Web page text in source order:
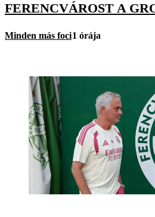
FERENCVÁROST A
Minden más foci1 órája